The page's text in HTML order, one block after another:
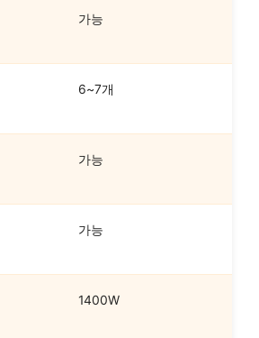
가능
6~7개
가능
가능
1400W